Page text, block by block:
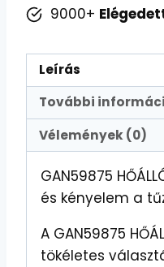
9000+
Leírás
További
Vélemények (0)
GAN59875
és kényelem a
A GAN59875
tökéletes